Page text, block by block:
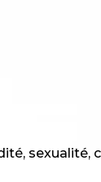
sexualité,